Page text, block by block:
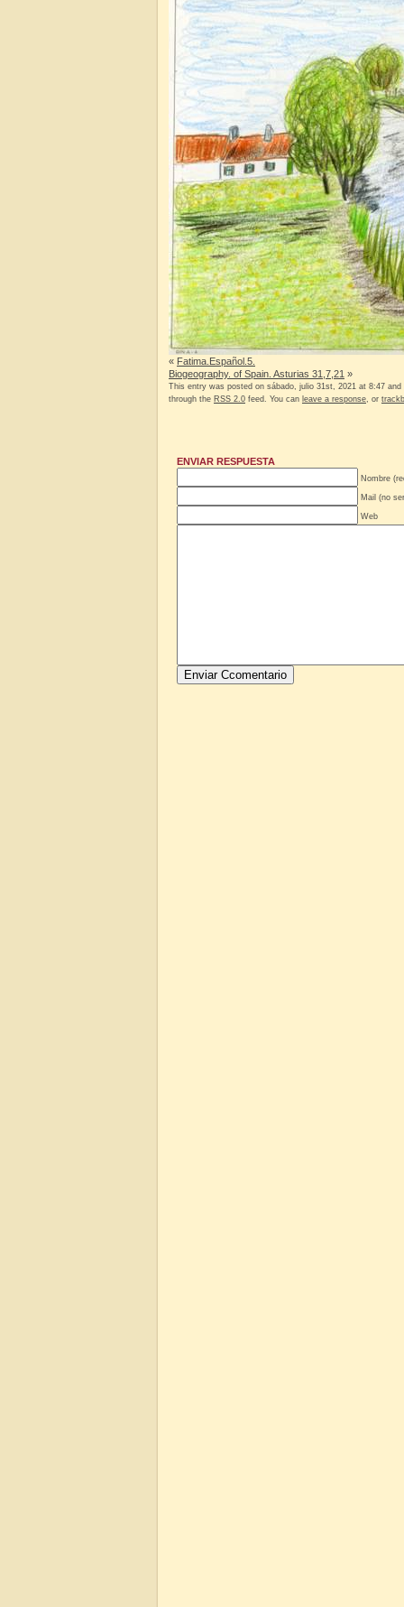
« Fatima.Español.5.
Biogeography. of Spain. Asturias 31,7,21 »
This entry was posted on sábado, julio 31st, 2021 at 8:47
through the RSS 2.0 feed. You can leave a response, or
ENVIAR RESPUESTA
Nombre
Mail (no
Web